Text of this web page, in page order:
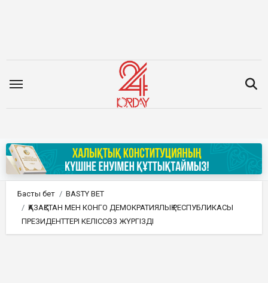
Басты бет
BASTY BET
ҚАЗАҚСТАН МЕН КОНГО ДЕМОКРАТИЯЛЫҚ РЕСПУБЛИКАСЫ
ПРЕЗИДЕНТТЕРІ КЕЛІССӨЗ ЖҮРГІЗДІ